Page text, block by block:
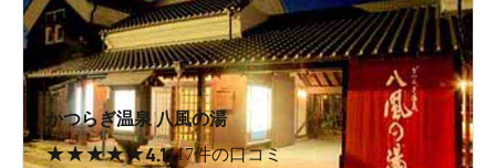
かつらぎ温泉 八風の湯
★★★★★4.1117件の口コミ